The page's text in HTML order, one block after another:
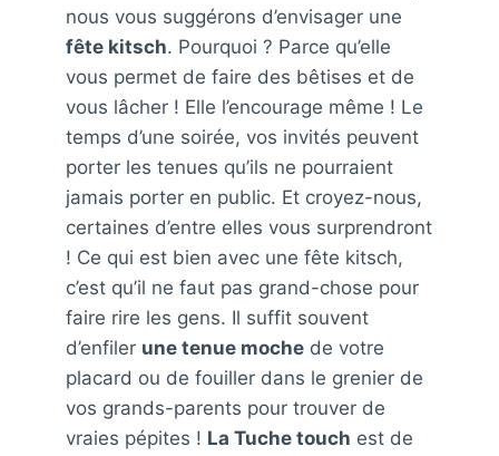
nous vous suggérons d’envisager une
fête kitsch. Pourquoi ? Parce qu’elle
vous permet de faire des bêtises et de
vous lâcher ! Elle l’encourage même ! Le
temps d’une soirée, vos invités peuvent
porter les tenues qu’ils ne pourraient
jamais porter en public. Et croyez-nous,
certaines d’entre elles vous surprendront
! Ce qui est bien avec une fête kitsch,
c’est qu’il ne faut pas grand-chose pour
faire rire les gens. Il suffit souvent
d’enfiler une tenue moche de votre
placard ou de fouiller dans le grenier de
vos grands-parents pour trouver de
vraies pépites ! La Tuche touch est de